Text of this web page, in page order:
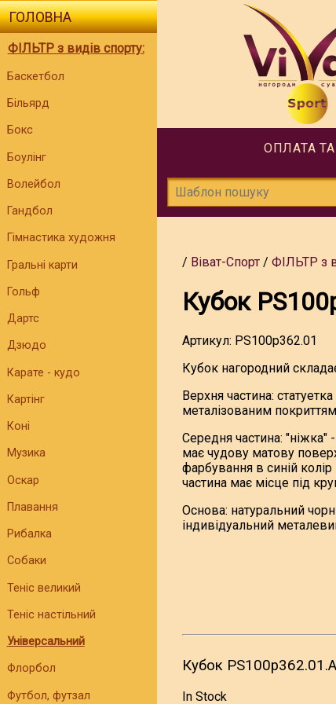
ОПЛАТА
ГОЛОВНА
ФІЛЬТР з видів спорту:
Баскетбол
Більярд
Бокс
Боулінг
Волейбол
Гандбол
Гімнастика художня
Гральні карти
Гольф
Дартс
Дзюдо
Карате - кудо
Картінг
Коні
Музика
Оскар
Плавання
Рибалка
Собаки
Теніс великий
Теніс настільний
Універсальний
Флорбол
Футбол, футзал
Віват-Спорт ФІЛЬТР з
Кубок
Артикул: PS100p362.01
Кубок нагородний
Верхня частина:
металізованим
Середня частина:
має чудову матову
фарбування в синій
частина має місце під
Основа: натуральний
індивідуальний
Кубок
In Stock